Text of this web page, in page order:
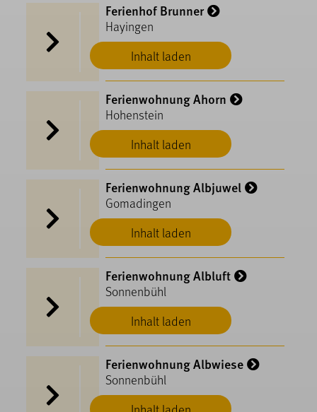
Inhalt laden
Ferienhof Brunner
Hayingen
Inhalt laden
Ferienwohnung Ahorn
Hohenstein
Inhalt laden
Ferienwohnung Albjuwel
Gomadingen
Inhalt laden
Ferienwohnung Albluft
Sonnenbühl
Ferienwohnung Albwiese
Sonnenbühl